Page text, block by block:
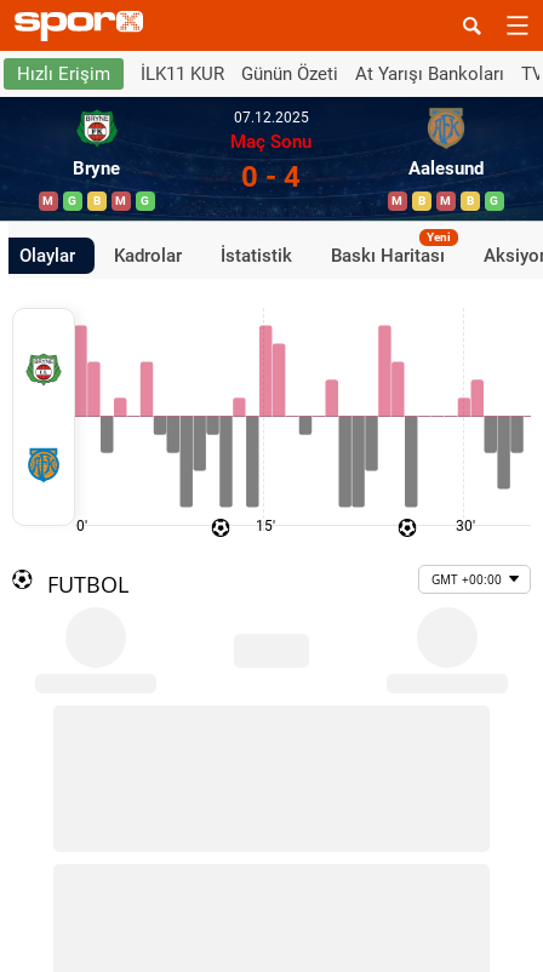
Hızlı Erişim İLK11 KUR Günün Özeti At Yarışı Bankoları
Bryne
M G B M G
07.12.2025
Maç Sonu
0 - 4 Aalesund
M B M B G
Olaylar Kadrolar İstatistik Baskı Haritası
Yeni
0' 15' 30'
FUTBOL GMT +00:00